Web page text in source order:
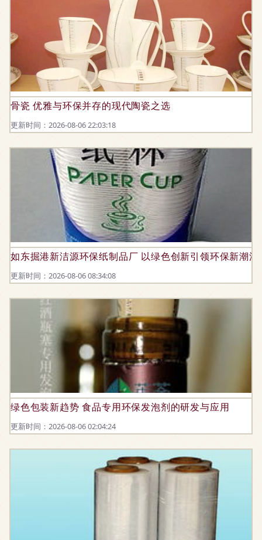
骨瓷 优雅与环保并存的现代陶瓷之选
更新时间：2026-08-06 22:03:18
如东掘港新洁源环保纸制品厂 以绿色创新引领环保新潮流
更新时间：2026-08-06 08:34:08
绿色包装新趋势 食品专用环保发泡剂的研发与应用
更新时间：2026-08-06 02:04:24